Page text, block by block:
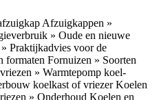
Afzuigkappen »
» Oude en nieuwe
Praktijkadvies voor de
formaten Fornuizen » Soorten
» Warmtepomp koel-
koelkast of vriezerKoelen
» Onderhoud Koelen en